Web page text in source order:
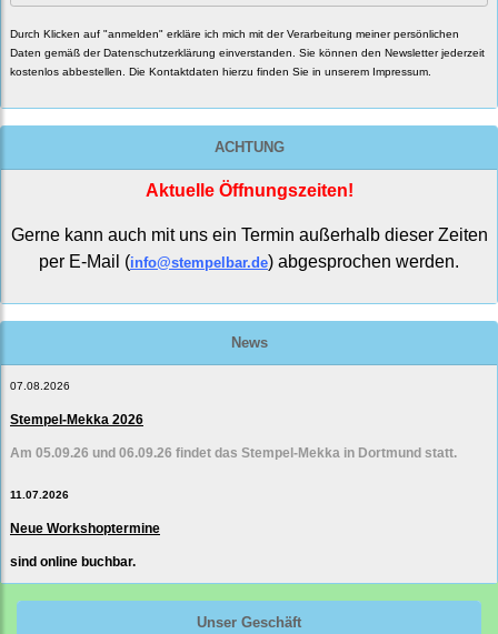
Durch Klicken auf "anmelden" erkläre ich mich mit der Verarbeitung meiner persönlichen
Daten gemäß der Datenschutzerklärung einverstanden. Sie können den Newsletter jederzeit
kostenlos abbestellen. Die Kontaktdaten hierzu finden Sie in unserem Impressum.
ACHTUNG
Aktuelle Öffnungszeiten!
Gerne kann auch mit uns ein Termin außerhalb dieser Zeiten
per E-Mail (info@stempelbar.de) abgesprochen werden.
News
07.08.2026
Stempel-Mekka 2026
Am 05.09.26 und 06.09.26 findet das Stempel-Mekka in Dortmund statt.
11.07.2026
Neue Workshoptermine
sind online buchbar.
Unser Geschäft